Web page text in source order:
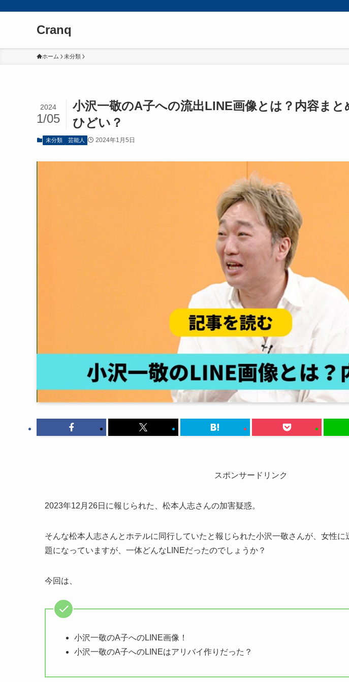
Cranq
ホーム 未分類
小沢一敬のA子への流出LINE画像とは？内容ま
ひどい？
2024
1/05
未分類 芸能人 2024年1月5日
スポンサードリンク
2023年12月26日に報じられた、松本人志さんの加害疑惑。
そんな松本人志さんとホテルに同行していたと報じられた小沢一敬さんが、女性
題になっていますが、一体どんなLINEだったのでしょうか？
今回は、
小沢一敬のA子へのLINE画像！
小沢一敬のA子へのLINEはアリバイ作りだった？